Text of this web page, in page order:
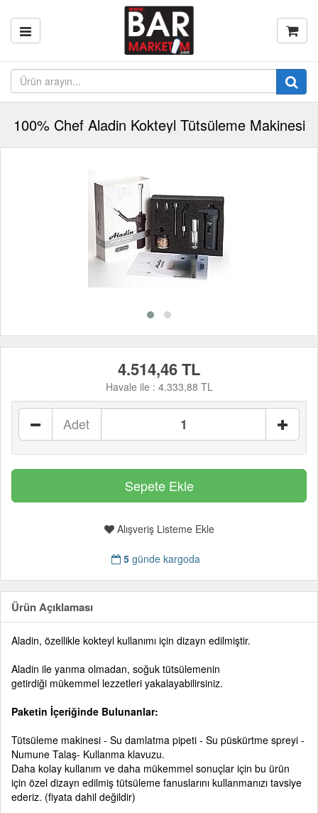
100% Chef Aladin Kokteyl Tütsüleme Makinesi
4.514,46 TL
Havale ile : 4.333,88 TL
Adet
Alışveriş Listeme Ekle
5günde kargoda
Ürün Açıklaması
Aladin, özellikle kokteyl kullanımı için dizayn edilmiştir.
Aladin ile yanma olmadan, soğuk tütsülemenin
getirdiği mükemmel lezzetleri yakalayabilirsiniz.
Paketin İçeriğinde Bulunanlar:
Tütsüleme makinesi - Su damlatma pipeti - Su püskürtme spreyi -
Numune Talaş- Kullanma klavuzu.
Daha kolay kullanım ve daha mükemmel sonuçlar için bu ürün
için özel dizayn edilmiş tütsüleme fanuslarını kullanmanızı tavsiye
ederiz. (fiyata dahil değildir)